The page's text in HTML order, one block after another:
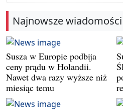
Najnowsze wiadomości
Susza w Europie podbija
ceny prądu w Holandii.
Nawet dwa razy wyższe niż
miesiąc temu